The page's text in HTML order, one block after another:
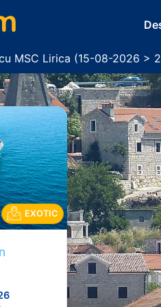
MSC Lirica (15-08-2026 >
EXOTIC